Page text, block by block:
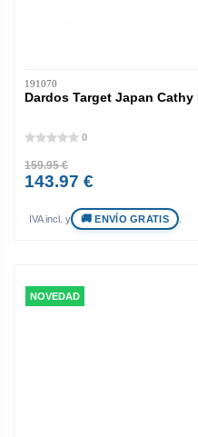
191070
Dardos Target Japan Cathy
0
159.95 €
143.97 €
IVA incl. y ENVÍO GRATIS .
NOVEDAD